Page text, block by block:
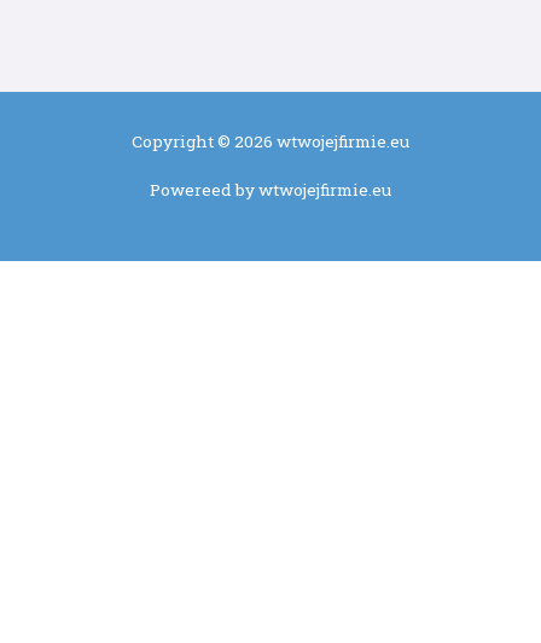
Copyright © 2026 wtwojejfirmie.eu
Powereed by wtwojejfirmie.eu